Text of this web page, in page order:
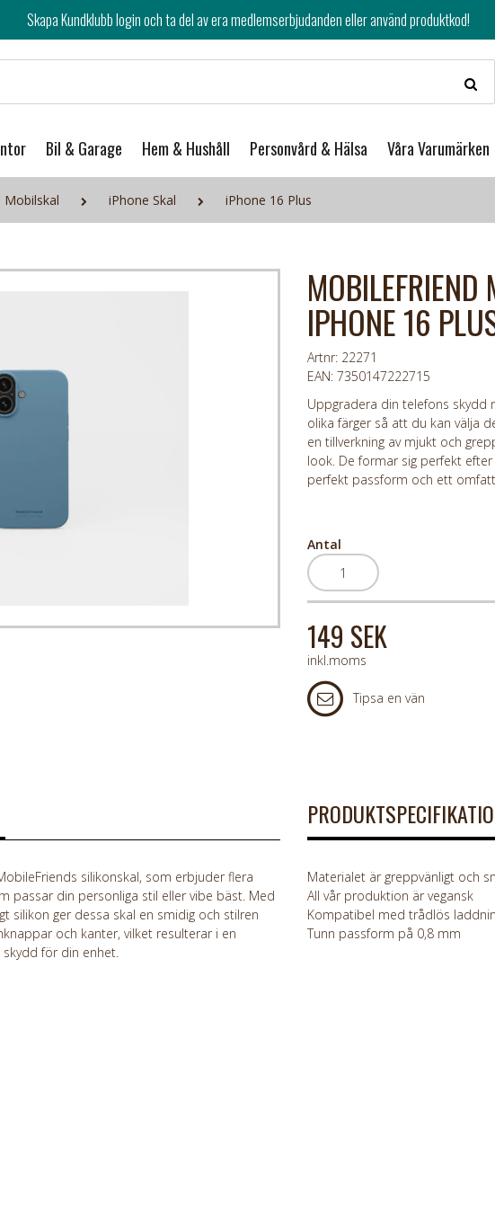
och ta del av era medlemserbjudanden eller använd produktkod!
Bil & Garage Hem & Hushåll Personvård & Hälsa Våra Varumärken
Mobilskal iPhone Skal iPhone 16 Plus
IPHONE 16
Artnr: 22271
EAN: 7350147222715
Uppgradera din telefons skydd
olika färger så att du kan välja
en tillverkning av mjukt och
look. De formar sig perfekt
perfekt passform och ett
Antal
149 SEK
inkl.moms
Tipsa en vän
silikonskal, som erbjuder flera
passar din personliga stil eller vibe bäst. Med
silikon ger dessa skal en smidig och stilren
och kanter, vilket resulterar i en
för din enhet.
Materialet är greppvänligt och
All vår produktion är vegansk
Kompatibel med trådlös
Tunn passform på 0,8 mm